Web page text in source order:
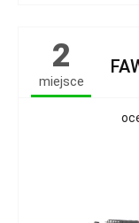
2
miejsce